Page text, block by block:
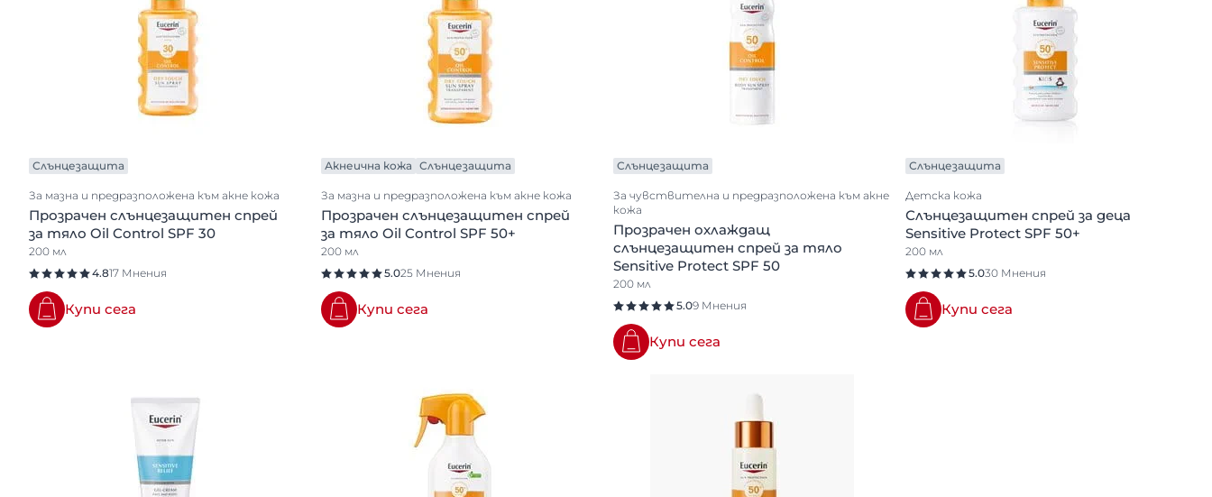
Слънцезащита
За мазна и предразположена към акне кожа
Прозрачен слънцезащитен спрей
за тяло Oil Control SPF 30
200 мл
4.817 Мнения
Купи сега
Акнеична кожа Слънцезащита
За мазна и предразположена към акне кожа
Прозрачен слънцезащитен спрей
за тяло Oil Control SPF 50+
200 мл
5.025 Мнения
Купи сега
Слънцезащита
За чувствителна и предразположена към акне
кожа
Прозрачен охлаждащ
слънцезащитен спрей за тяло
Sensitive Protect SPF 50
200 мл
5.09 Мнения
Купи сега
Слънцезащита
Детска кожа
Слънцезащитен спрей за деца
Sensitive Protect SPF 50+
200 мл
5.030 Мнения
Купи сега